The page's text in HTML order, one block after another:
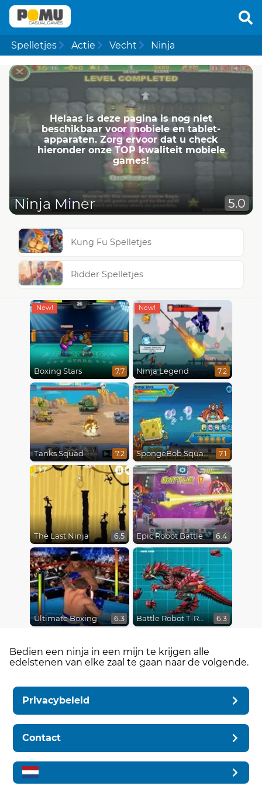
Spelletjes Actie Vecht Ninja
Helaas is deze pagina is nog niet
beschikbaar voor mobiele en tablet-
apparaten. Zorg ervoor dat u check
hieronder onze TOP kwaliteit mobiele
games!
Ninja Miner 5.0
Kung Fu Spelletjes
Ridder Spelletjes
Boxing Stars 7.7 Ninja Legend 7.2
Tanks Squad 7.2 SpongeBob SquarePants : Monster Island Adventures 7.1
The Last Ninja 6.5 Epic Robot Battle 6.4
Ultimate Boxing 6.3 Battle Robot T-Rex Age 6.3
Bedien een ninja in een mijn te krijgen alle
edelstenen van elke zaal te gaan naar de volgende.
Privacybeleid
Contact